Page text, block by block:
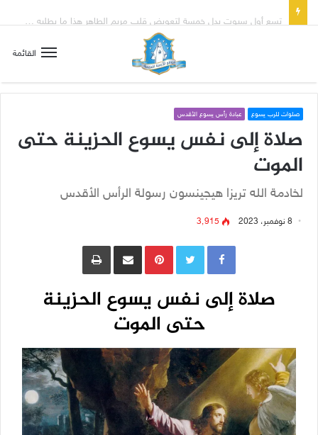
القائمة
صلوات للرب يسوع عبادة رأس يسوع الأقدس
صلاة إلى نفس يسوع الحزينة حتى
الموت
لخادمة الله تريزا هيجينسون رسولة الرأس الأقدس
8 نوفمبر، 2023 3٬915
Pinterestمشاركة عبر البريد طباعة
صلاة إلى نفس يسوع الحزينة
حتى الموت